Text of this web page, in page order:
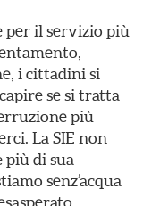
per il servizio più
i cittadini si
se si tratta
più
La SIE non
più di sua
senz’acqua